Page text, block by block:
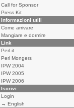
Call for Sponsor
Press Kit
Informazioni utili
Come arrivare
Mangiare e dormire
Link
Perl.it
Perl Mongers
IPW 2004
IPW 2005
IPW 2006
Iscrivi
Login
→ English